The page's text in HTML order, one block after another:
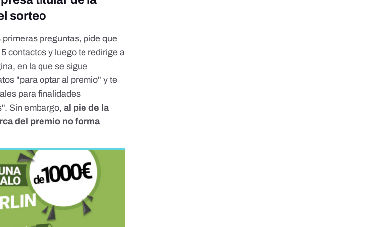
sorteo
preguntas, pide que
contactos y luego te redirige a
en la que se sigue
"para optar al premio" y te
para finalidades
Sin embargo,al pie de la
del premio no forma